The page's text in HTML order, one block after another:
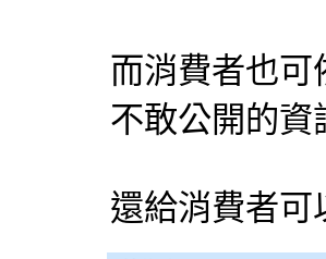
而消費者也
不敢公開的資
還給消費者可